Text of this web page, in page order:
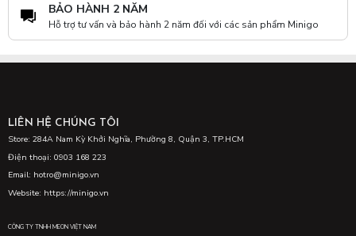
BẢO HÀNH 2 NĂM
Hỗ trợ tư vấn và bảo hành 2 năm đối với các sản phẩm Minigo
LIÊN HỆ CHÚNG TÔI
Store: 284A Nam Kỳ Khởi Nghĩa, Phường 8, Quận 3, TP.HCM
Điện thoại: 0903 168 223
Email: hotro@minigo.vn
Website: https://minigo.vn
CÔNG TY TNHH MEON VIỆT NAM